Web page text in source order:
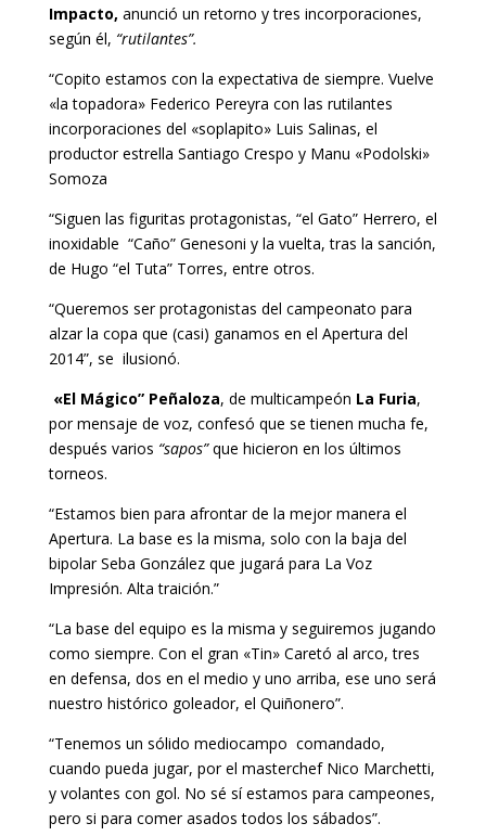
Impacto, anunció un retorno y tres incorporaciones,
según él, “rutilantes”.
“Copito estamos con la expectativa de siempre. Vuelve
«la topadora» Federico Pereyra con las rutilantes
incorporaciones del «soplapito» Luis Salinas, el
productor estrella Santiago Crespo y Manu «Podolski»
Somoza
“Siguen las figuritas protagonistas, “el Gato” Herrero, el
inoxidable “Caño” Genesoni y la vuelta, tras la sanción,
de Hugo “el Tuta” Torres, entre otros.
“Queremos ser protagonistas del campeonato para
alzar la copa que (casi) ganamos en el Apertura del
2014”, se ilusionó.
«El Mágico” Peñaloza, de multicampeón La Furia,
por mensaje de voz, confesó que se tienen mucha fe,
después varios “sapos”que hicieron en los últimos
torneos.
“Estamos bien para afrontar de la mejor manera el
Apertura. La base es la misma, solo con la baja del
bipolar Seba González que jugará para La Voz
Impresión. Alta traición.”
“La base del equipo es la misma y seguiremos jugando
como siempre. Con el gran «Tin» Caretó al arco, tres
en defensa, dos en el medio y uno arriba, ese uno será
nuestro histórico goleador, el Quiñonero”.
“Tenemos un sólido mediocampo comandado,
cuando pueda jugar, por el masterchef Nico Marchetti,
y volantes con gol. No sé sí estamos para campeones,
pero si para comer asados todos los sábados”.